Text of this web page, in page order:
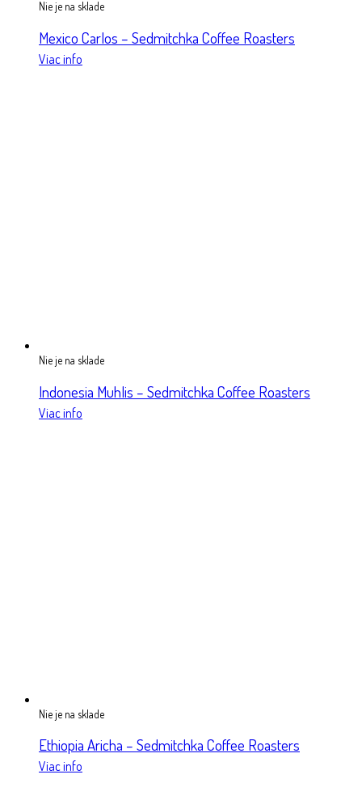
Nie je na sklade
Mexico Carlos – Sedmitchka Coffee Roasters
Viac info
Nie je na sklade
Indonesia Muhlis – Sedmitchka Coffee Roasters
Viac info
Nie je na sklade
Ethiopia Aricha – Sedmitchka Coffee Roasters
Viac info